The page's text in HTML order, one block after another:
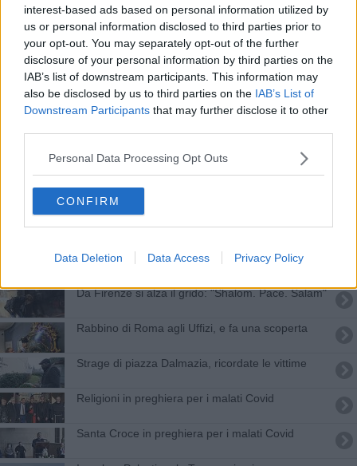
interest-based ads based on personal information utilized by
us or personal information disclosed to third parties prior to
your opt-out. You may separately opt-out of the further
disclosure of your personal information by third parties on the
IAB’s list of downstream participants. This information may
also be disclosed by us to third parties on the IAB’s List of
Downstream Participants that may further disclose it to other
Personal Data Processing Opt Outs
CONFIRM
Data Deletion Data Access Privacy Policy
L'imam: "No a ipocrisie, io non sono Charlie"
Gadi Piperno è il nuovo rabbino capo di Firenze
Firenze non odia, via al patto antirazzista
Celebrazioni religiose alla prova anti Covid
Prefetto Guidi in visita alla Sinagoga di Firenze
Manifestazione regionale per la pace in Ucraina
Religioni a dialogo tra cultura e tradizione
Da Firenze si alza il grido: "Shalom. Pace. Salam"
Rabbino di Roma agli Uffizi, e fa una scoperta
​Strage di piazza Dalmazia, ricordate le vittime
Religioni in preghiera per i malati Covid
​Santa Croce in preghiera per i malati Covid